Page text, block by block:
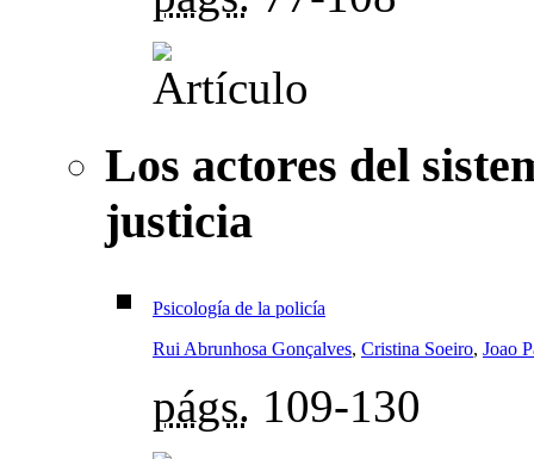
Los actores del
justicia
Psicología de la policía
Rui Abrunhosa Gonçalves, Cristina Soeiro, Joao
págs. 109-130